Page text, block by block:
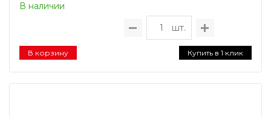
В наличии
шт.
В корзину Купить в 1 клик